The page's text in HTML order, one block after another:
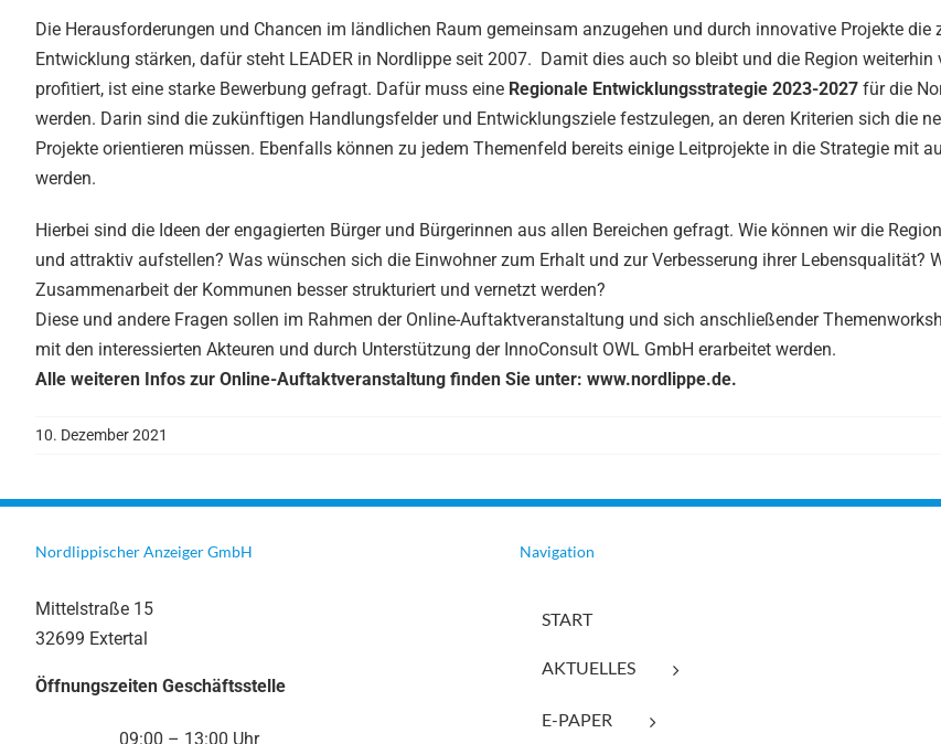
Die Herausforderungen und Chancen im ländlichen Raum gemeinsam anzugehen und durch innovative Projekte die
Entwicklung stärken, dafür steht LEADER in Nordlippe seit 2007. Damit dies auch so bleibt und die Region weiterhin
profitiert, ist eine starke Bewerbung gefragt. Dafür muss eine Regionale Entwicklungsstrategie 2023-2027 für die
werden. Darin sind die zukünftigen Handlungsfelder und Entwicklungsziele festzulegen, an deren Kriterien sich die
Projekte orientieren müssen. Ebenfalls können zu jedem Themenfeld bereits einige Leitprojekte in die Strategie mit
werden.
Hierbei sind die Ideen der engagierten Bürger und Bürgerinnen aus allen Bereichen gefragt. Wie können wir die
und attraktiv aufstellen? Was wünschen sich die Einwohner zum Erhalt und zur Verbesserung ihrer Lebensqualität?
Zusammenarbeit der Kommunen besser strukturiert und vernetzt werden?
Diese und andere Fragen sollen im Rahmen der Online-Auftaktveranstaltung und sich anschließender
mit den interessierten Akteuren und durch Unterstützung der InnoConsult OWL GmbH erarbeitet werden.
Alle weiteren Infos zur Online-Auftaktveranstaltung finden Sie unter: www.nordlippe.de.
10. Dezember 2021
Nordlippischer Anzeiger GmbH
Mittelstraße 15
32699 Extertal
Öffnungszeiten Geschäftsstelle
09:00 – 13:00 Uhr
Navigation
START
AKTUELLES
E-PAPER